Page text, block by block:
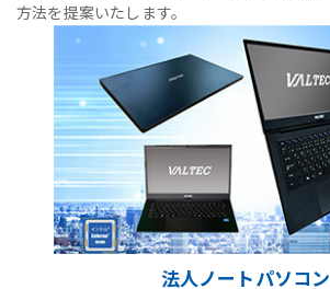
方法を提案いたします。
法人ノートパソコン